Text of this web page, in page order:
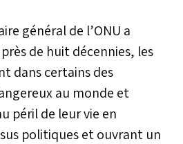
général de l’ONU a
de huit décennies, les
dans certains des
au monde et
péril de leur vie en
politiques et ouvrant un